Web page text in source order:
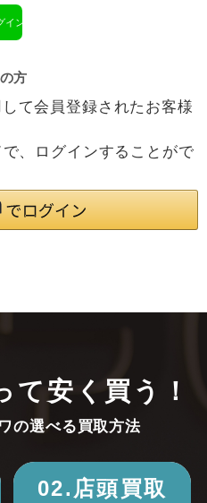
イン
方
て会員登録されたお客様
、ログインすることがで
て安く買う！
の選べる買取方法
02.店頭買取